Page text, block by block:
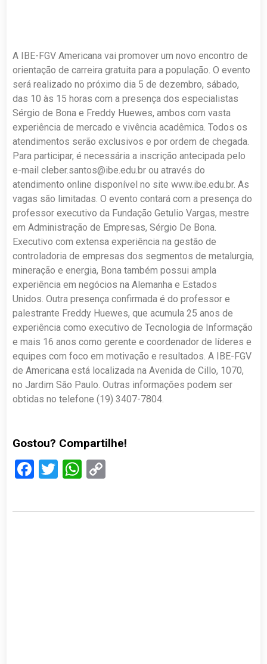
A IBE-FGV Americana vai promover um novo encontro de
orientação de carreira gratuita para a população. O evento
será realizado no próximo dia 5 de dezembro, sábado,
das 10 às 15 horas com a presença dos especialistas
Sérgio de Bona e Freddy Huewes, ambos com vasta
experiência de mercado e vivência acadêmica. Todos os
atendimentos serão exclusivos e por ordem de chegada.
Para participar, é necessária a inscrição antecipada pelo
e-mailcleber.santos@ibe.edu.br ou através do
atendimento online disponível no site www.ibe.edu.br. As
vagas são limitadas. O evento contará com a presença do
professor executivo da Fundação Getulio Vargas, mestre
em Administração de Empresas, Sérgio De Bona.
Executivo com extensa experiência na gestão de
controladoria de empresas dos segmentos de metalurgia,
mineração e energia, Bona também possui ampla
experiência em negócios na Alemanha e Estados
Unidos. Outra presença confirmada é do professor e
palestrante Freddy Huewes, que acumula 25 anos de
experiência como executivo de Tecnologia de Informação
e mais 16 anos como gerente e coordenador de líderes e
equipes com foco em motivação e resultados. A IBE-FGV
de Americana está localizada na Avenida de Cillo, 1070,
no Jardim São Paulo. Outras informações podem ser
obtidas no telefone (19) 3407-7804.
Gostou? Compartilhe!
Facebook
TwitterWhatsApp